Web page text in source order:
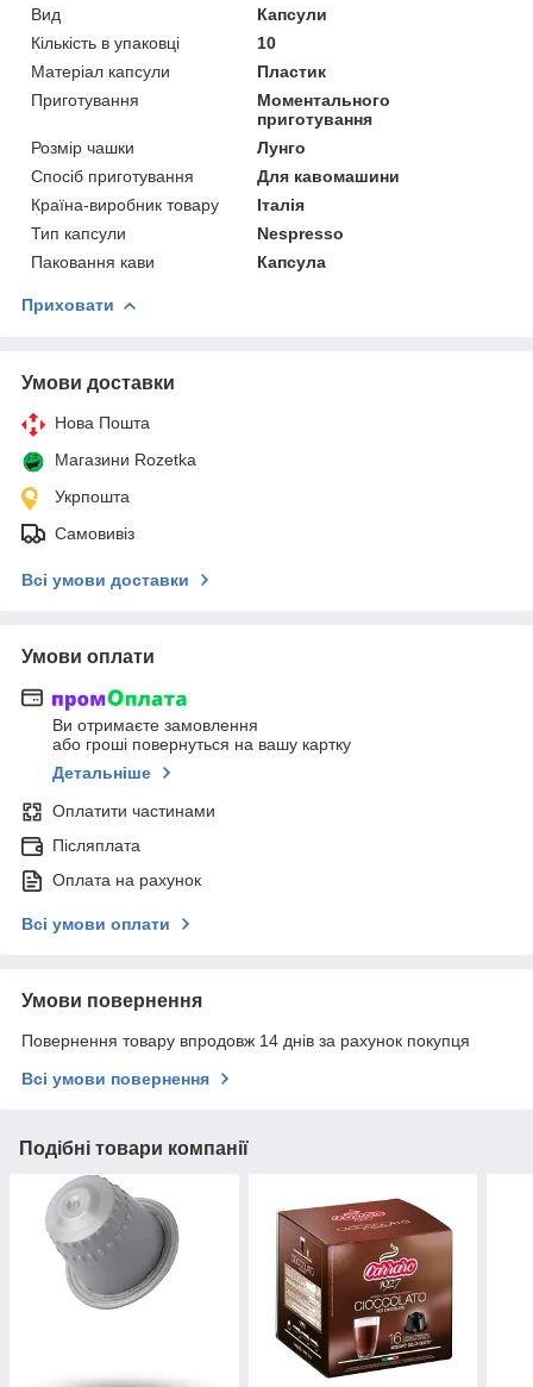
Вид
Капсули
Кількість в упаковці
10
Матеріал капсули
Пластик
Приготування
Моментального
приготування
Розмір чашки
Лунго
Спосіб приготування
Для кавомашини
Країна-виробник товару
Італія
Тип капсули
Nespresso
Паковання кави
Капсула
Приховати
Умови доставки
Нова Пошта
Магазини Rozetka
Укрпошта
Самовивіз
Всі умови доставки
Умови оплати
Ви отримаєте замовлення
або гроші повернуться на вашу картку
Детальніше
Оплатити частинами
Післяплата
Оплата на рахунок
Всі умови оплати
Умови повернення
Повернення товару впродовж 14 днів за рахунок покупця
Всі умови повернення
Подібні товари компанії